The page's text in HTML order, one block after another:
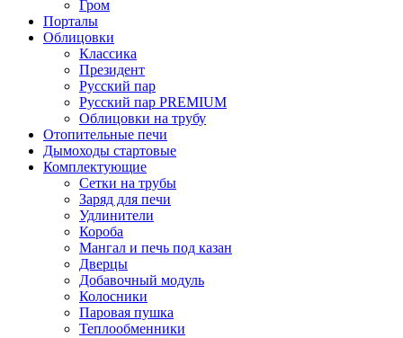
Гром
Порталы
Облицовки
Классика
Президент
Русский пар
Русский пар PREMIUM
Облицовки на трубу
Отопительные печи
Дымоходы стартовые
Комплектующие
Сетки на трубы
Заряд для печи
Удлинители
Короба
Мангал и печь под казан
Дверцы
Добавочный модуль
Колосники
Паровая пушка
Теплообменники